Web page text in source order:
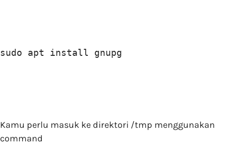
sudo apt install gnupg
Kamu perlu masuk ke direktori /tmp menggunakan
command